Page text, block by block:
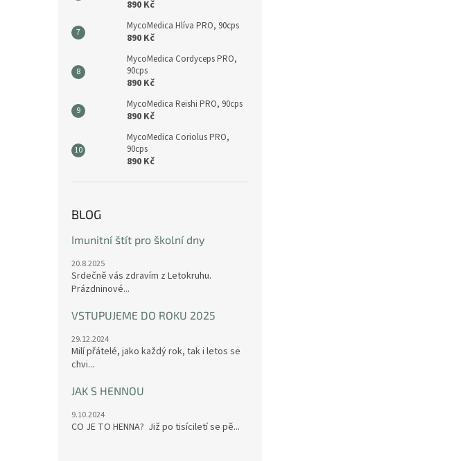
890 Kč
MycoMedica Hlíva PRO, 90cps
890 Kč
MycoMedica Cordyceps PRO,
90cps
890 Kč
MycoMedica Reishi PRO, 90cps
890 Kč
MycoMedica Coriolus PRO,
90cps
890 Kč
BLOG
Imunitní štít pro školní dny
20.8.2025
Srdečně vás zdravím z Letokruhu.
Prázdninové...
VSTUPUJEME DO ROKU 2025
29.12.2024
Milí přátelé, jako každý rok, tak i letos se
chvi...
JAK S HENNOU
9.10.2024
CO JE TO HENNA? Již po tisíciletí se pě...